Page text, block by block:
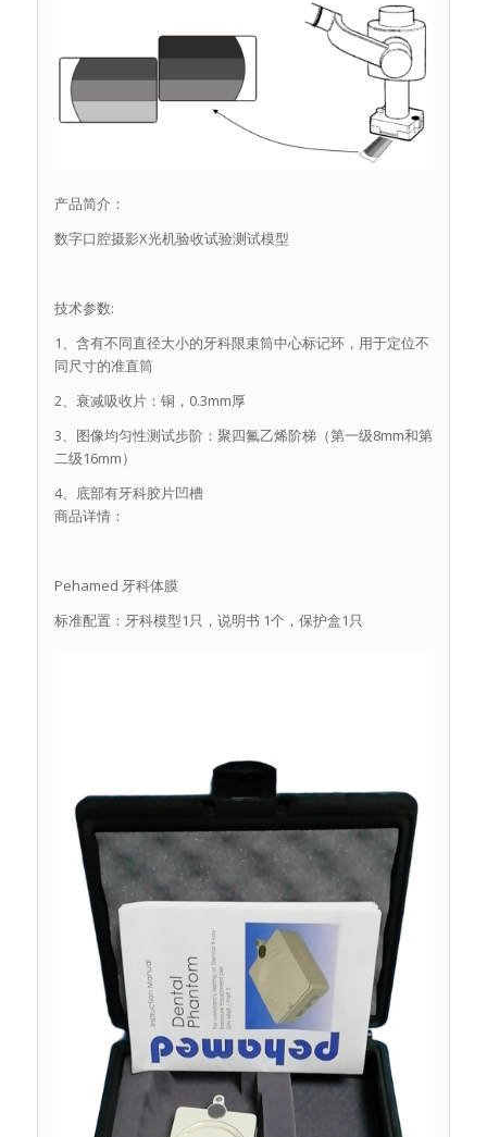
产品简介：
数字口腔摄影X光机验收试验测试模型
技术参数:
1、含有不同直径大小的牙科限束筒中心标记环，用于定位不
同尺寸的准直筒
2、衰减吸收片：铜，0.3mm厚
3、图像均匀性测试步阶：聚四氟乙烯阶梯（第一级8mm和第
二级16mm）
4、底部有牙科胶片凹槽
商品详情：
Pehamed 牙科体膜
标准配置：牙科模型1只，说明书 1个，保护盒1只